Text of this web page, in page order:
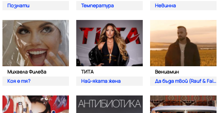
Познати
Температура
Невинна
Михаела Филева
Коя е тя?
ТИТА
Най-яката жена
Вениамин
Да бъда твой (Rauf & Faik)